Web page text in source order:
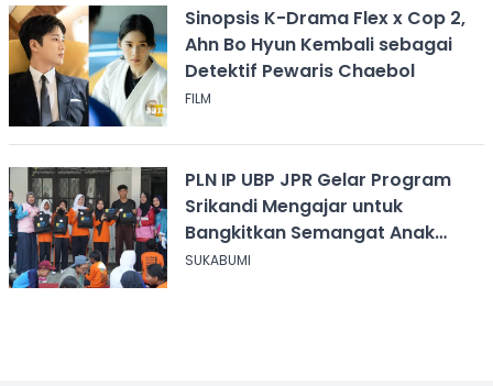
Sinopsis K-Drama Flex x Cop 2,
Ahn Bo Hyun Kembali sebagai
Detektif Pewaris Chaebol
FILM
PLN IP UBP JPR Gelar Program
Srikandi Mengajar untuk
Bangkitkan Semangat Anak
Berkebutuhan Khusus
SUKABUMI